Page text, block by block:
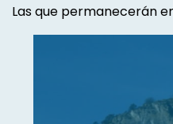
Las que permanecerán